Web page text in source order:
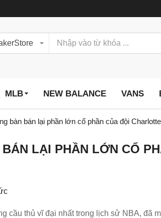
MLB NEW BALANCE VANS
bàn bán lại phần lớn cổ phần của đội
LẠI PHẦN LỚN CỔ
cầu thủ vĩ đại nhất trong lịch sử NBA, đã